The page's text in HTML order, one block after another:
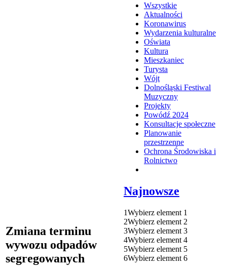
Zmiana terminu
wywozu odpadów
segregowanych
Wszystkie
Aktualności
Koronawirus
Wydarzenia kulturalne
Oświata
Kultura
Mieszkaniec
Turysta
Wójt
Dolnośląski Festiwal
Muzyczny
Projekty
Powódź 2024
Konsultacje społeczne
Planowanie
przestrzenne
Ochrona Środowiska i
Rolnictwo
Najnowsze
1Wybierz element 1
2Wybierz element 2
3Wybierz element 3
4Wybierz element 4
5Wybierz element 5
6Wybierz element 6